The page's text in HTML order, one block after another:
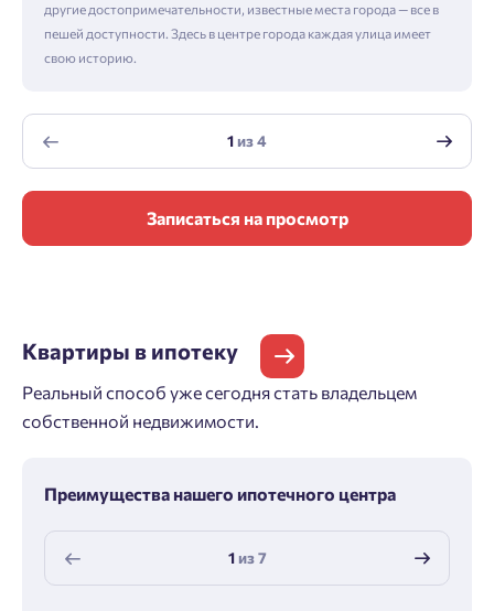
другие достопримечательности, известные места города — все в
пешей доступности. Здесь в центре города каждая улица имеет
свою историю.
1из4
Записаться на просмотр
Квартиры в ипотеку
Реальный способ уже сегодня стать владельцем
собственной недвижимости.
Преимущества нашего ипотечного центра
1из7